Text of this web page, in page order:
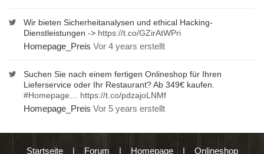
Wir bieten Sicherheitanalysen und ethical Hacking-
Dienstleistungen -> https://t.co/GZirAtWPri
Homepage_Preis Vor 4 years erstellt
Suchen Sie nach einem fertigen Onlineshop für Ihren
Lieferservice oder Ihr Restaurant? Ab 349€ kaufen.
#Homepage
https://t.co/pdzajoLNMf
Homepage_Preis Vor 5 years erstellt
Startseite| Forum | Homepage| Onlineshop